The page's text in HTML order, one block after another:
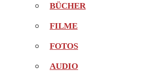
BÜCHER
FILME
FOTOS
AUDIO